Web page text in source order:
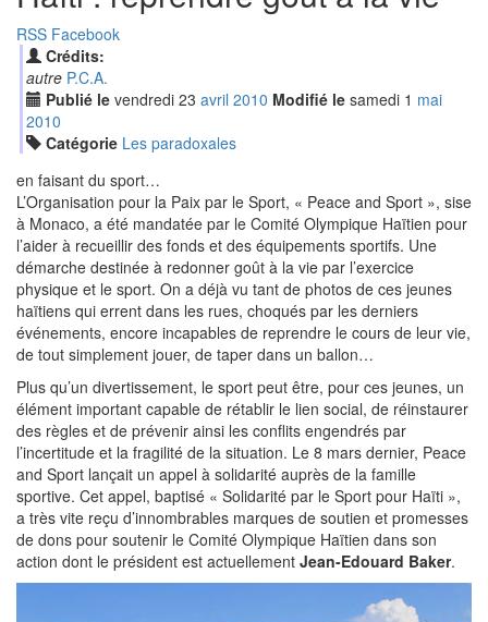
RSS Facebook
Crédits:
autre P.C.A.
Publié le vendredi 23 avril 2010 Modifié le samedi 1 mai
2010
Catégorie Les paradoxales
en faisant du sport…
L’Organisation pour la Paix par le Sport, « Peace and Sport », sise
à Monaco, a été mandatée par le Comité Olympique Haïtien pour
l’aider à recueillir des fonds et des équipements sportifs. Une
démarche destinée à redonner goût à la vie par l’exercice
physique et le sport. On a déjà vu tant de photos de ces jeunes
haïtiens qui errent dans les rues, choqués par les derniers
événements, encore incapables de reprendre le cours de leur vie,
de tout simplement jouer, de taper dans un ballon…
Plus qu’un divertissement, le sport peut être, pour ces jeunes, un
élément important capable de rétablir le lien social, de réinstaurer
des règles et de prévenir ainsi les conflits engendrés par
l’incertitude et la fragilité de la situation. Le 8 mars dernier, Peace
and Sport lançait un appel à solidarité auprès de la famille
sportive. Cet appel, baptisé « Solidarité par le Sport pour Haïti »,
a très vite reçu d’innombrables marques de soutien et promesses
de dons pour soutenir le Comité Olympique Haïtien dans son
action dont le président est actuellement Jean-Edouard Baker.